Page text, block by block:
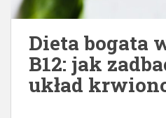
Dieta bogata
B12: jak
układ